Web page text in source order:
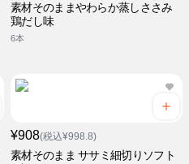
素材そのままやわらか蒸しささみ
鶏だし味
6本
¥908(税込¥998.8)
素材そのまま ササミ細切りソフト